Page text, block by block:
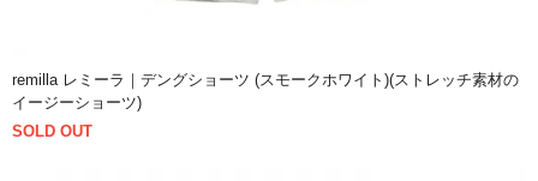
remilla レミーラ｜デングショーツ (スモークホワイト)(ストレッチ素材の
イージーショーツ)
SOLD OUT